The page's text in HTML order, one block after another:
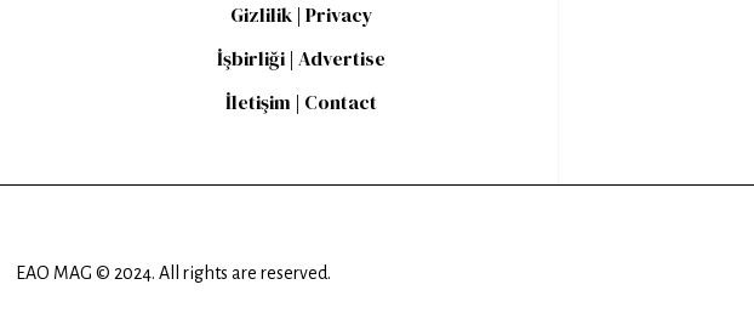
Gizlilik | Privacy
İşbirliği | Advertise
İletişim | Contact
EAO MAG © 2024. All rights are reserved.